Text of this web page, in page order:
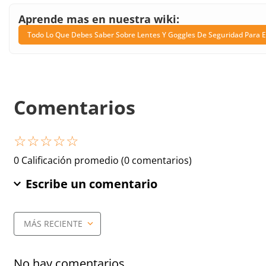
Aprende mas en nuestra wiki:
Todo Lo Que Debes Saber Sobre Lentes Y Goggles De Seguridad Para
Comentarios
☆☆☆☆☆
0 Calificación promedio (0 comentarios)
Escribe un comentario
Agregar comentario
MÁS RECIENTE